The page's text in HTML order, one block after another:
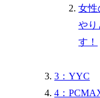
女性
やり
す！
3：YYC
4：